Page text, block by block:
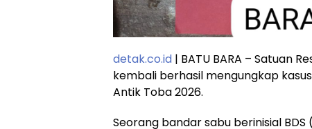
detak.co.id | BATU BARA – Satuan
kembali berhasil mengungkap
Antik Toba 2026.
Seorang bandar sabu berinisial